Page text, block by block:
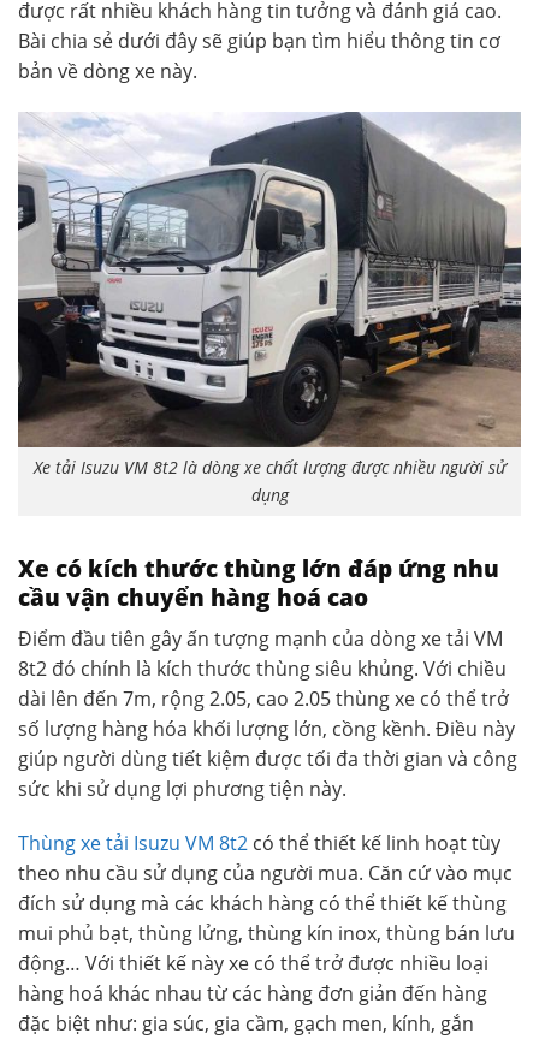
được rất nhiều khách hàng tin tưởng và đánh giá cao.
Bài chia sẻ dưới đây sẽ giúp bạn tìm hiểu thông tin cơ
bản về dòng xe này.
Xe tải Isuzu VM 8t2 là dòng xe chất lượng được nhiều người sử
dụng
Xe có kích thước thùng lớn đáp ứng nhu
cầu vận chuyển hàng hoá cao
Điểm đầu tiên gây ấn tượng mạnh của dòng xe tải VM
8t2 đó chính là kích thước thùng siêu khủng. Với chiều
dài lên đến 7m, rộng 2.05, cao 2.05 thùng xe có thể trở
số lượng hàng hóa khối lượng lớn, cồng kềnh. Điều này
giúp người dùng tiết kiệm được tối đa thời gian và công
sức khi sử dụng lợi phương tiện này.
Thùng xe tải Isuzu VM 8t2 có thể thiết kế linh hoạt tùy
theo nhu cầu sử dụng của người mua. Căn cứ vào mục
đích sử dụng mà các khách hàng có thể thiết kế thùng
mui phủ bạt, thùng lửng, thùng kín inox, thùng bán lưu
động… Với thiết kế này xe có thể trở được nhiều loại
hàng hoá khác nhau từ các hàng đơn giản đến hàng
đặc biệt như: gia súc, gia cầm, gạch men, kính, gắn